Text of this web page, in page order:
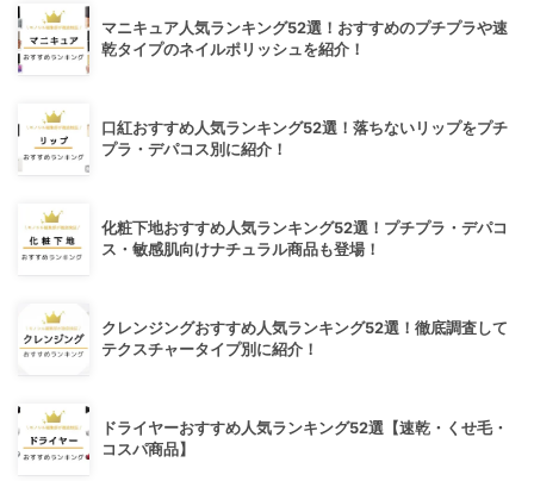
マニキュア人気ランキング52選！おすすめのプチプラや速
乾タイプのネイルポリッシュを紹介！
口紅おすすめ人気ランキング52選！落ちないリップをプチ
プラ・デパコス別に紹介！
化粧下地おすすめ人気ランキング52選！プチプラ・デパコ
ス・敏感肌向けナチュラル商品も登場！
クレンジングおすすめ人気ランキング52選！徹底調査して
テクスチャータイプ別に紹介！
ドライヤーおすすめ人気ランキング52選【速乾・くせ毛・
コスパ商品】